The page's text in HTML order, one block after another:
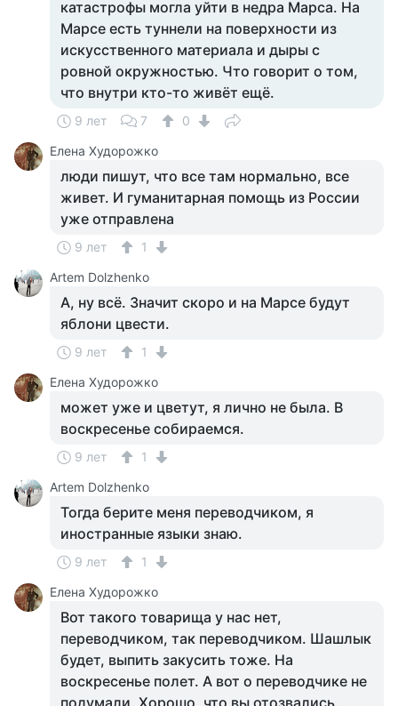
катастрофы могла уйти в недра Марса. На
Марсе есть туннели на поверхности из
искусственного материала и дыры с
ровной окружностью. Что говорит о том,
что внутри кто-то живёт ещё.
9 лет 7
0
Елена Худорожко
люди пишут, что все там нормально, все
живет. И гуманитарная помощь из России
уже отправлена
9 лет
1
Artem Dolzhenko
А, ну всё. Значит скоро и на Марсе будут
яблони цвести.
9 лет
1
Елена Худорожко
может уже и цветут, я лично не была. В
воскресенье собираемся.
9 лет
1
Artem Dolzhenko
Тогда берите меня переводчиком, я
иностранные языки знаю.
9 лет
1
Елена Худорожко
Вот такого товарища у нас нет,
переводчиком, так переводчиком. Шашлык
будет, выпить закусить тоже. На
воскресенье полет. А вот о переводчике не
подумали. Хорошо, что вы отозвались.